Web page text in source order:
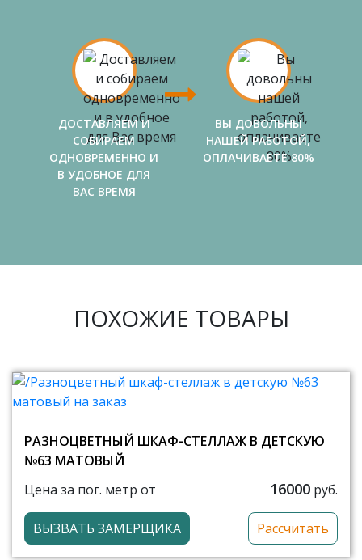
ДОСТАВЛЯЕМ И
СОБИРАЕМ
ОДНОВРЕМЕННО И
В УДОБНОЕ ДЛЯ
ВАС ВРЕМЯ
ВЫ ДОВОЛЬНЫ
НАШЕЙ РАБОТОЙ,
ОПЛАЧИВАЕТЕ 80%
ПОХОЖИЕ ТОВАРЫ
РАЗНОЦВЕТНЫЙ ШКАФ-СТЕЛЛАЖ В ДЕТСКУЮ
№63 МАТОВЫЙ
Цена за пог. метр от
16000 руб.
ВЫЗВАТЬ ЗАМЕРЩИКА Рассчитать